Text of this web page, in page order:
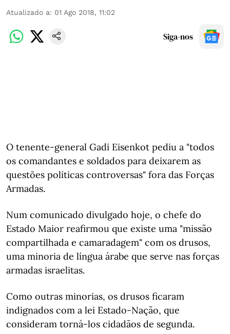
Atualizado a: 01 Ago 2018, 11:02
Siga-nos
O tenente-general Gadi Eisenkot pediu a "todos
os comandantes e soldados para deixarem as
questões políticas controversas" fora das Forças
Armadas.
Num comunicado divulgado hoje, o chefe do
Estado Maior reafirmou que existe uma "missão
compartilhada e camaradagem" com os drusos,
uma minoria de língua árabe que serve nas forças
armadas israelitas.
Como outras minorias, os drusos ficaram
indignados com a lei Estado-Nação, que
consideram torná-los cidadãos de segunda.